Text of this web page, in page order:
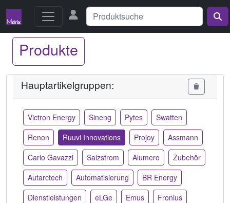
Produkte
Hauptartikelgruppen:
Victron Energy Sineng Pytes
Swatten
Renon
Ruuvi Innovations Projoy
Assmann
Carlo Gavazzi
Salzstrom Alumero
Zubehör
Autarctech
Automatisierung
BR Energy
Dienstleistungen
eLGe Emus
Fronius